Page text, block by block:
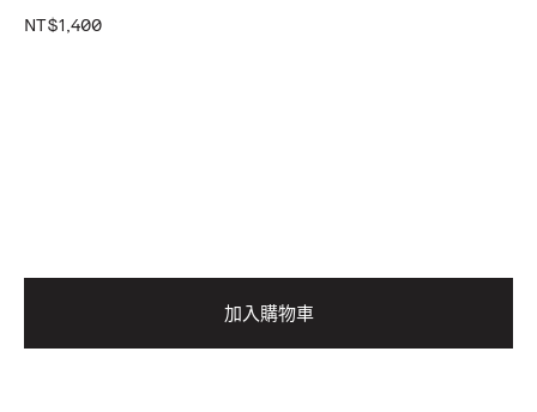
1秒撫平唇紋 全天嫩美唇
NT$1,400
加入購物車